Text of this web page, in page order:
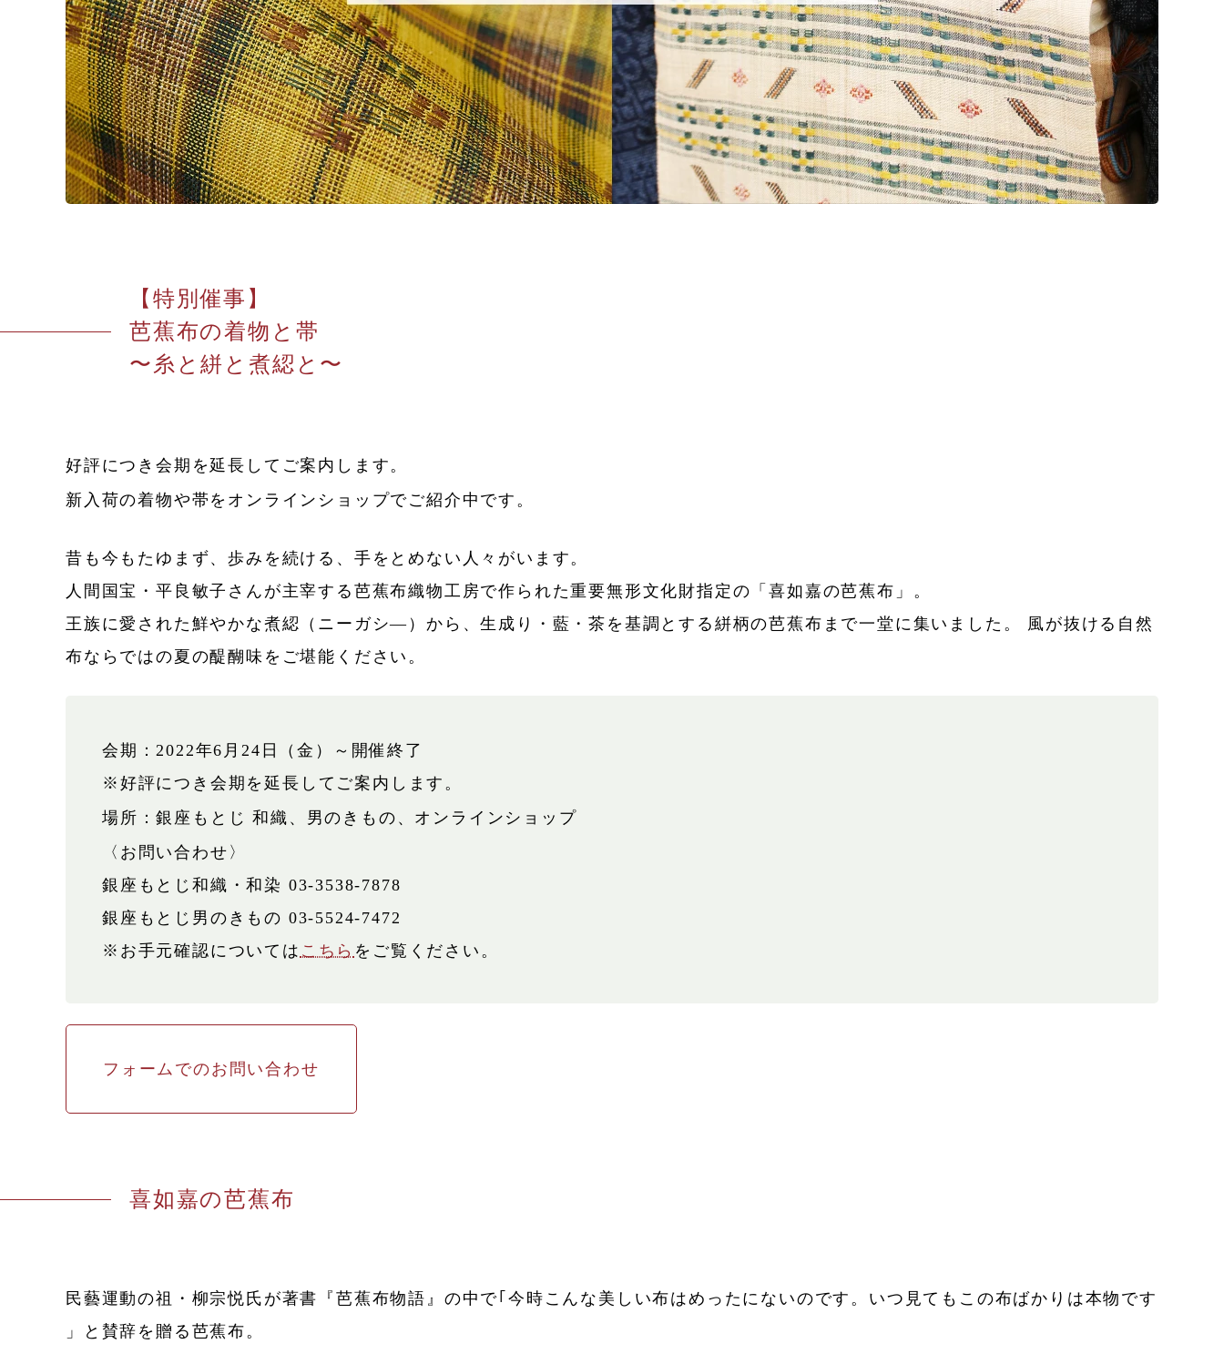
【特別催事】
芭蕉布の着物と帯
〜糸と絣と煮綛と〜
好評につき会期を延長してご案内します。
新入荷の着物や帯をオンラインショップでご紹介中です。
昔も今もたゆまず、歩みを続ける、手をとめない人々がいます。
人間国宝・平良敏子さんが主宰する芭蕉布織物工房で作られた重要無形文化財指定の「喜如嘉の芭蕉布」。
王族に愛された鮮やかな煮綛（ニーガシ―）から、生成り・藍・茶を基調とする絣柄の芭蕉布まで一堂に集いました。 風が抜ける自然
布ならではの夏の醍醐味をご堪能ください。
会期： 2022年6月24日（金）～開催終了
※好評につき会期を延長してご案内します。
場所：銀座もとじ 和織、男のきもの、オンラインショップ
〈お問い合わせ〉
銀座もとじ和織・和染 03-3538-7878
銀座もとじ男のきもの 03-5524-7472
※お手元確認については こちら をご覧ください。
フォームでのお問い合わせ
喜如嘉の芭蕉布
民藝運動の祖・柳宗悦氏が著書『芭蕉布物語』の中で｢今時こんな美しい布はめったにないのです。いつ見てもこの布ばかりは本物です
」と賛辞を贈る芭蕉布。